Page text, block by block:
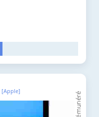
[Apple]